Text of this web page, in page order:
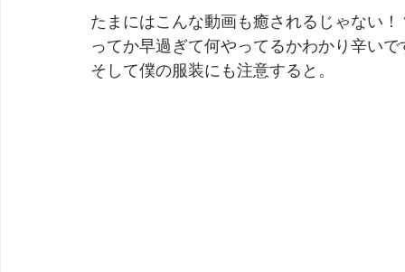
たまにはこんな動画も癒されるじゃない！
ってか早過ぎて何やってるかわかり辛い
そして僕の服装にも注意すると。